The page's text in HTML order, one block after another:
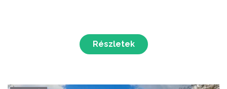
Részletek